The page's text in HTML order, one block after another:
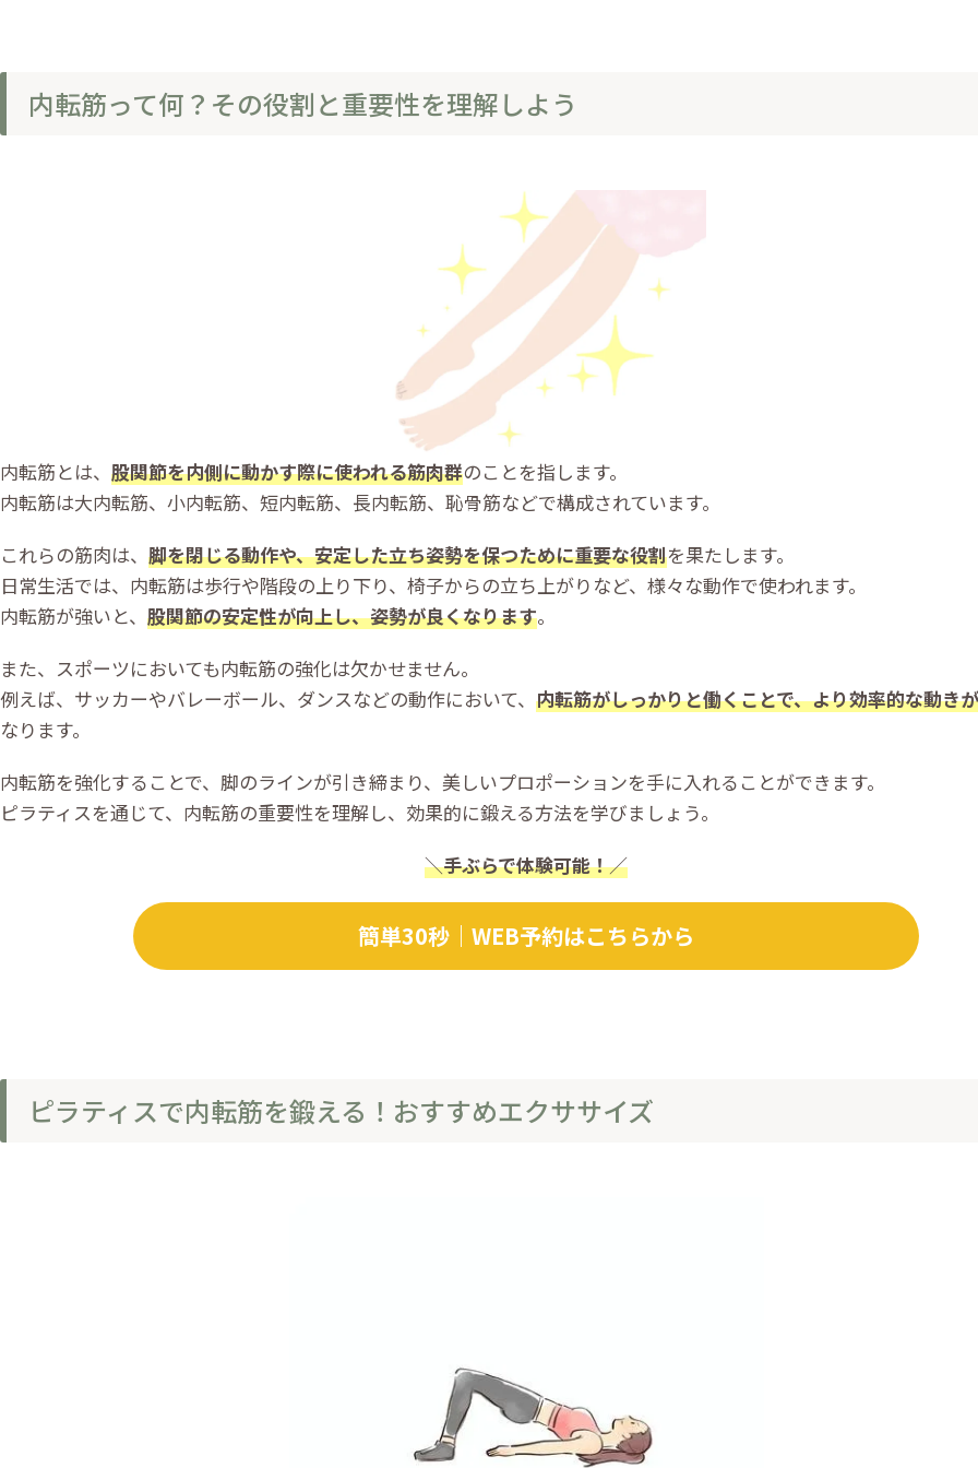
内転筋って何？その役割と重要性を理解しよう
内転筋とは、 股関節を内側に動かす際に使われる筋肉群のことを指します。
内転筋は大内転筋、小内転筋、短内転筋、長内転筋、恥骨筋などで構成されています。
これらの筋肉は、 脚を閉じる動作や、安定した立ち姿勢を保つために重要な役割を果たします。
日常生活では、内転筋は歩行や階段の上り下り、椅子からの立ち上がりなど、様々な動作で使われます。
内転筋が強いと、 股関節の安定性が向上し、姿勢が良くなります。
また、スポーツにおいても内転筋の強化は欠かせません。
例えば、サッカーやバレーボール、ダンスなどの動作において、 内転筋がしっかりと働くことで、より効率的な動き
なります。
内転筋を強化することで、脚のラインが引き締まり、美しいプロポーションを手に入れることができます。
ピラティスを通じて、内転筋の重要性を理解し、効果的に鍛える方法を学びましょう。
＼手ぶらで体験可能！／
簡単30秒｜WEB予約はこちらから
ピラティスで内転筋を鍛える！おすすめエクササイズ